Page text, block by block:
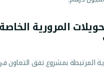
المرورية